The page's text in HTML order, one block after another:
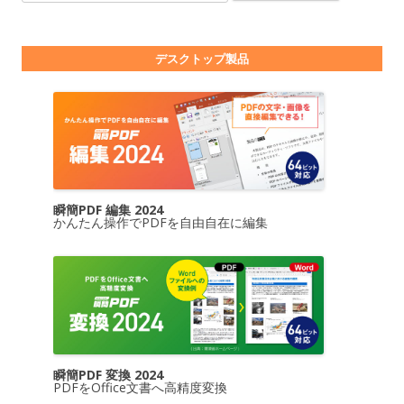
デスクトップ製品
瞬簡PDF 編集 2024
かんたん操作でPDFを自由自在に編集
瞬簡PDF 変換 2024
PDFをOffice文書へ高精度変換